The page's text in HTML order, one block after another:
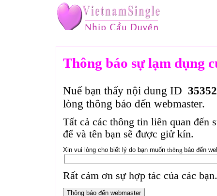
Thông báo sự lạm dụng
Nuế bạn thấy nội dung ID
lòng thông báo đến webmaster.
Tất cả các thông tin liên quan đến
để và tên bạn sẽ được giử kín.
Xin vui lòng cho biết lý do bạn muốn thông báo đến
Rất cám ơn sự hợp tác của các bạn.